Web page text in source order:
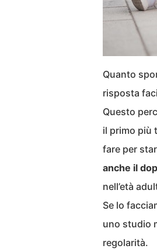
Quanto
risposta
Questo
il primo più
fare per
anche il
nell’età
Se lo
uno studio
regolarità.